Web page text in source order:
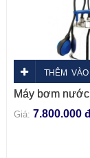
THÊM
Máy bơm
Giá: 7.800.000